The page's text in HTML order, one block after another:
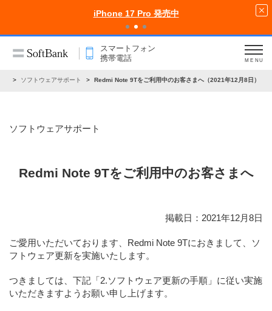
iPhone 17 Pro 発売中
スマートフォン
携帯電話
MENU
ソフトウェアサポート Redmi Note 9Tをご利用中のお客さまへ（2021年12月8日）
ソフトウェアサポート
Redmi Note 9Tをご利用中のお客さまへ
掲載日：2021年12月8日
ご愛用いただいております、Redmi Note 9Tにおきまして、ソ
フトウェア更新を実施いたします。
つきましては、下記 「2.ソフトウェア更新の手順」 に従い実施
いただきますようお願い申し上げます。